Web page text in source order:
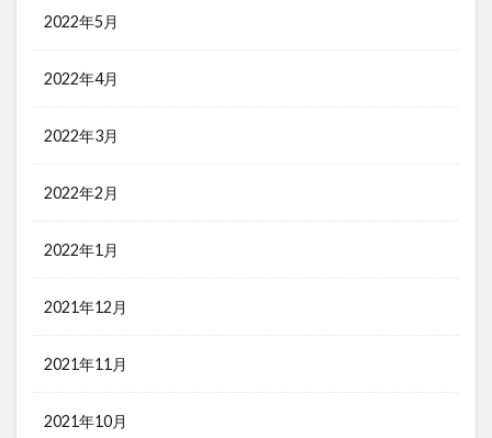
2022年5月
2022年4月
2022年3月
2022年2月
2022年1月
2021年12月
2021年11月
2021年10月